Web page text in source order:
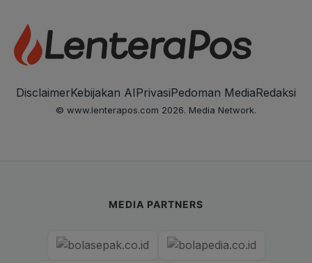
DisclaimerKebijakan AIPrivasiPedoman MediaRedaksi
© www.lenterapos.com 2026. Media Network.
MEDIA PARTNERS